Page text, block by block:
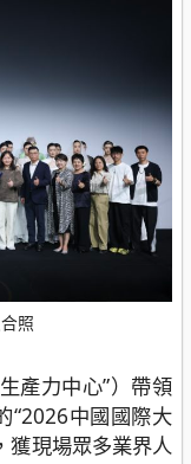
照
產力中心”）帶領
“2026中國國際大
獲現場眾多業界人